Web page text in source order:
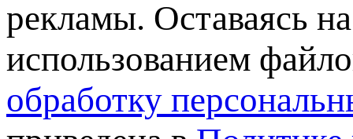
рекламы. Оставаясь
использованием
обработку